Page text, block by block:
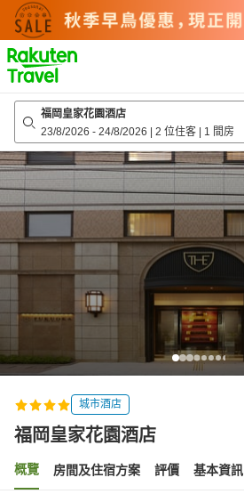
to
top
page
福岡皇家花園酒店
23/8/2026 - 24/8/2026 | 2 位住客 | 1 間房
城市酒店
福岡皇家花園酒店
概覽 房間及住宿方案 評價 基本資訊